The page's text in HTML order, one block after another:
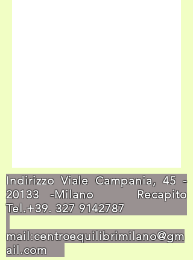
Indirizzo Viale Campania,45 -
20133-Milano Recapito
Tel.+39. 327 9142787
mail:centroequilibrimilano@gm
ail.com